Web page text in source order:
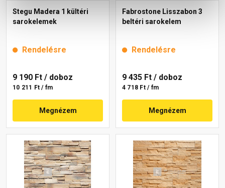
Stegu Madera 1 kültéri
sarokelemek
Rendelésre
9 190 Ft / doboz
10 211 Ft / fm
Megnézem
Fabrostone Lisszabon 3
beltéri sarokelem
Rendelésre
9 435 Ft / doboz
4 718 Ft / fm
Megnézem